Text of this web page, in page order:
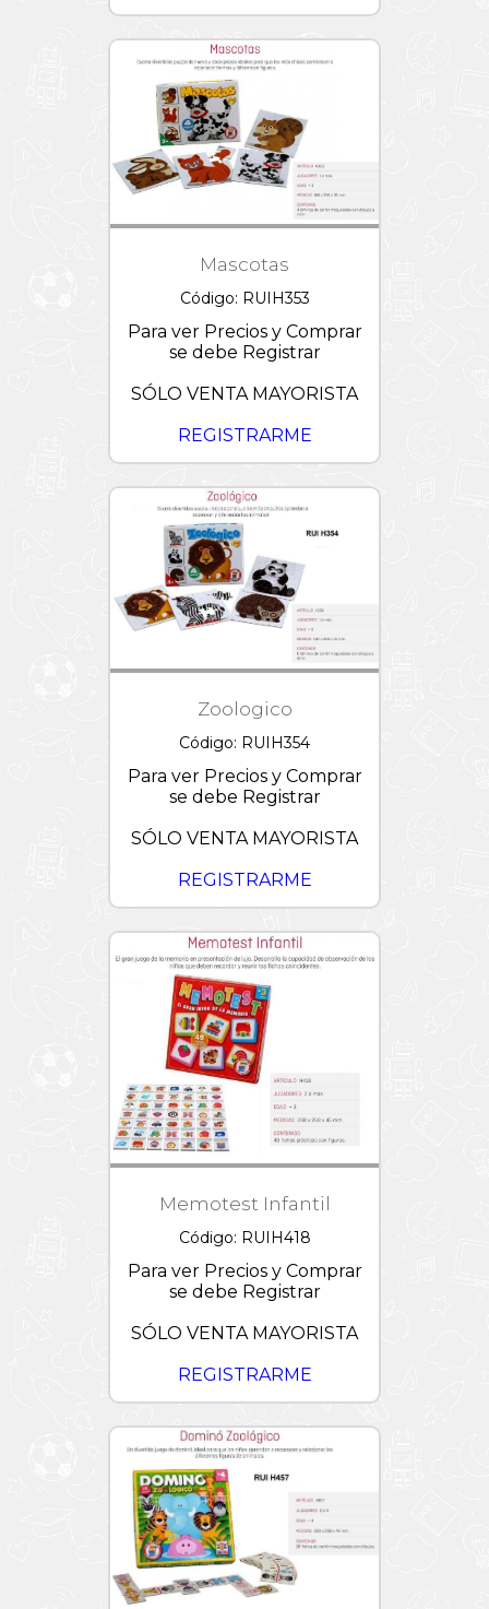
Mascotas
Código: RUIH353
Para ver Precios y Comprar
se debe Registrar
SÓLO VENTA MAYORISTA
REGISTRARME
Zoologico
Código: RUIH354
Para ver Precios y Comprar
se debe Registrar
SÓLO VENTA MAYORISTA
REGISTRARME
Memotest Infantil
Código: RUIH418
Para ver Precios y Comprar
se debe Registrar
SÓLO VENTA MAYORISTA
REGISTRARME